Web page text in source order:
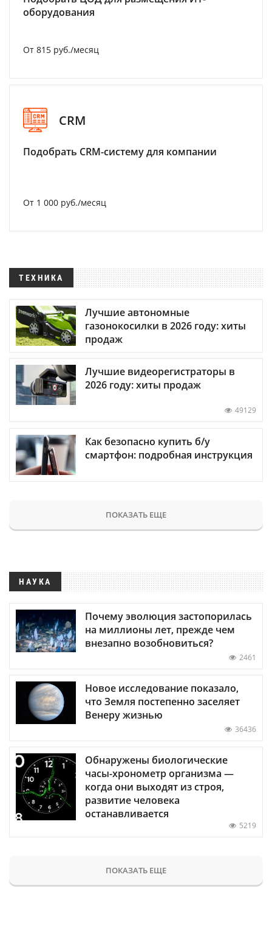
оборудования
От 815 руб./месяц
CRM
Подобрать CRM-систему для компании
От 1 000 руб./месяц
ТЕХНИКА
Лучшие автономные
газонокосилки в 2026 году: хиты
продаж
Лучшие видеорегистраторы в
2026 году: хиты продаж
49129
Как безопасно купить б/у
смартфон: подробная инструкция
ПОКАЗАТЬ ЕЩЕ
НАУКА
Почему эволюция застопорилась
на миллионы лет, прежде чем
внезапно возобновиться?
2461
Новое исследование показало,
что Земля постепенно заселяет
Венеру жизнью
36436
Обнаружены биологические
часы-хронометр организма —
когда они выходят из строя,
развитие человека
останавливается
5219
ПОКАЗАТЬ ЕЩЕ